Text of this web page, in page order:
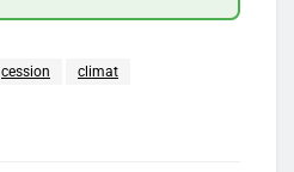
cession climat